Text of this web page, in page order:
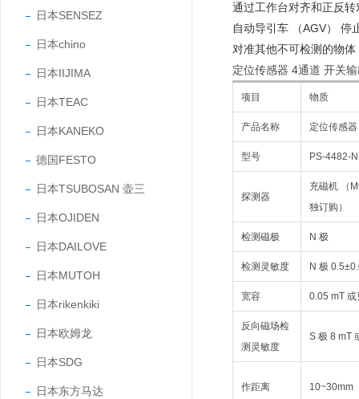
日本SENSEZ
日本chino
日本IIJIMA
日本TEAC
日本KANEKO
德国FESTO
日本TSUBOSAN 壶三
日本OJIDEN
日本DAILOVE
日本MUTOH
日本rikenkiki
日本欧姆龙
日本SDG
日本东方马达
通过工作台对齐和正反
自动导引车 （AGV） 停
对准其他不可检测的物
定位传感器 4通道 开关
项目 物质
产品名称 定位传感器
型号 PS-4482-
探测器
充磁机 （
独订购）
检测磁极 N 极
检测灵敏度 N 极
宽容 0.05 mT 或
反向磁场检
测灵敏度
S 极 8 mT
作距离 10~30mm